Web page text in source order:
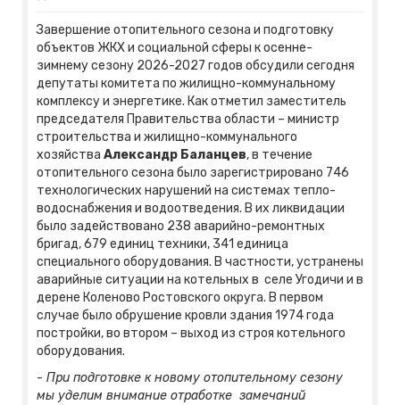
Завершение отопительного сезона и подготовку
объектов ЖКХ и социальной сферы к осенне-
зимнему сезону 2026-2027 годов обсудили сегодня
депутаты комитета по жилищно-коммунальному
комплексу и энергетике. Как отметил заместитель
председателя Правительства области – министр
строительства и жилищно-коммунального
хозяйства Александр Баланцев, в течение
отопительного сезона было зарегистрировано 746
технологических нарушений на системах тепло-
водоснабжения и водоотведения. В их ликвидации
было задействовано 238 аварийно-ремонтных
бригад, 679 единиц техники, 341 единица
специального оборудования. В частности, устранены
аварийные ситуации на котельных в селе Угодичи и в
дерене Коленово Ростовского округа. В первом
случае было обрушение кровли здания 1974 года
постройки, во втором – выход из строя котельного
оборудования.
- При подготовке к новому отопительному сезону
мы уделим внимание отработке замечаний